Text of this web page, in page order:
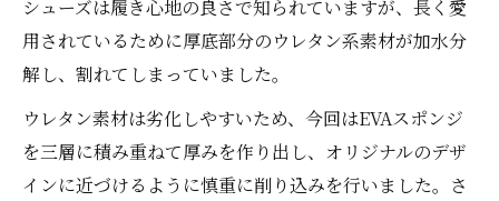
シューズは履き心地の良さで知られていますが、長く愛
用されているために厚底部分のウレタン系素材が加水分
解し、割れてしまっていました。
ウレタン素材は劣化しやすいため、今回はEVAスポンジ
を三層に積み重ねて厚みを作り出し、オリジナルのデザ
インに近づけるように慎重に削り込みを行いました。さ